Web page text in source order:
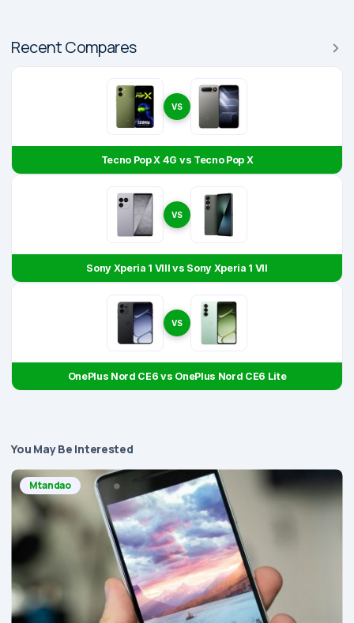
Recent Compares
VS
Tecno Pop X 4G vs Tecno Pop X
VS
Sony Xperia 1 VIII vs Sony Xperia 1 VII
VS
OnePlus Nord CE6 vs OnePlus Nord CE6 Lite
You May Be Interested
Mtandao